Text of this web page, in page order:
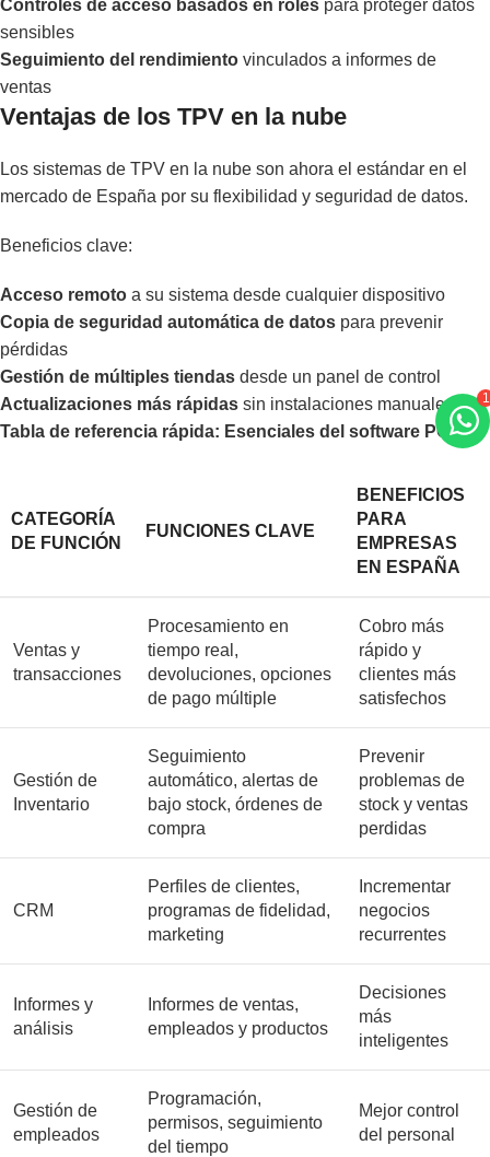
Controles de acceso basados en roles para proteger datos
sensibles
Seguimiento del rendimiento vinculados a informes de
ventas
Ventajas de los TPV en la nube
Los sistemas de TPV en la nube son ahora el estándar en el
mercado de España por su flexibilidad y seguridad de datos.
Beneficios clave:
Acceso remoto a su sistema desde cualquier dispositivo
Copia de seguridad automática de datos para prevenir
pérdidas
Gestión de múltiples tiendas desde un panel de control
Actualizaciones más rápidas sin instalaciones manuales
Tabla de referencia rápida: Esenciales del software POS
CATEGORÍA
DE FUNCIÓN
FUNCIONES CLAVE
BENEFICIOS
PARA
EMPRESAS
EN ESPAÑA
Ventas y
transacciones
Procesamiento en
tiempo real,
devoluciones, opciones
de pago múltiple
Cobro más
rápido y
clientes más
satisfechos
Gestión de
Inventario
Seguimiento
automático, alertas de
bajo stock, órdenes de
compra
Prevenir
problemas de
stock y ventas
perdidas
CRM
Perfiles de clientes,
programas de fidelidad,
marketing
Incrementar
negocios
recurrentes
Informes y
análisis
Informes de ventas,
empleados y productos
Decisiones
más
inteligentes
Gestión de
empleados
Programación,
permisos, seguimiento
del tiempo
Mejor control
del personal
1